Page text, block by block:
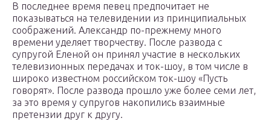
В последнее время певец предпочитает не
показываться на телевидении из принципиальных
соображений. Александр по-прежнему много
времени уделяет творчеству. После развода с
супругой Еленой он принял участие в нескольких
телевизионных передачах и ток-шоу, в том числе в
широко известном российском ток-шоу «Пусть
говорят». После развода прошло уже более семи лет,
за это время у супругов накопились взаимные
претензии друг к другу.